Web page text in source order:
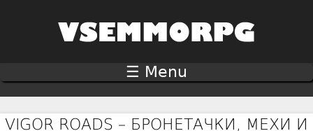
VIGOR ROADS – БРОНЕТАЧКИ, МЕХИ И
☰ Menu